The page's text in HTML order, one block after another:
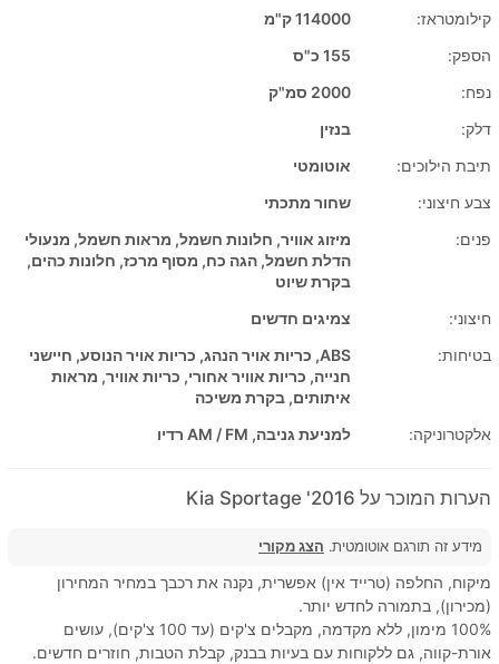
קילומטראז:
114000 ק"מ
הספק:
155 כ"ס
נפח:
2000 סמ"ק
דלק:
בנזין
תיבת הילוכים:
אוטומטי
צבע חיצוני:
שחור מתכתי
פנים:
מיזוג אוויר, חלונות חשמל, מראות חשמל, מנעולי
הדלת חשמל, הגה כח, מסוף מרכז, חלונות כהים,
בקרת שיוט
חיצוני:
צמיגים חדשים
בטיחות:
ABS, כריות אויר הנהג, כריות אויר הנוסע, חיישני
חנייה, כריות אוויר אחורי, כריות אוויר, מראות
איתותים, בקרת משיכה
אלקטרוניקה:
למניעת גניבה, AM / FM רדיו
הערות המוכר על 2016' Kia Sportage
מידע זה תורגם אוטומטית. הצג מקורי
מיקוח, החלפה (טרייד אין) אפשרית, נקנה את רכבך במחיר המחירון
(מכירון), בתמורה לחדש יותר.
100% מימון, ללא מקדמה, מקבלים צ'קים (עד 100 צ'קים), עושים
אורת-קווה, גם ללקוחות עם בעיות בבנק, קבלת הטבות, חוזרים חדשים.